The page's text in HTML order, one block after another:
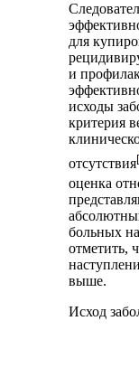
для
и
исходы
критерия
отсутствия
оценка
больных
отметить,
выше.
Исход